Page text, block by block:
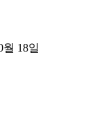
월 18일